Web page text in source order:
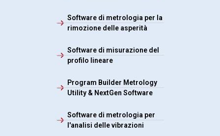
Software di metrologia per la
rimozione delle asperità
Software di misurazione del
profilo lineare
Program Builder Metrology
Utility & NextGen Software
Software di metrologia per
l'analisi delle vibrazioni